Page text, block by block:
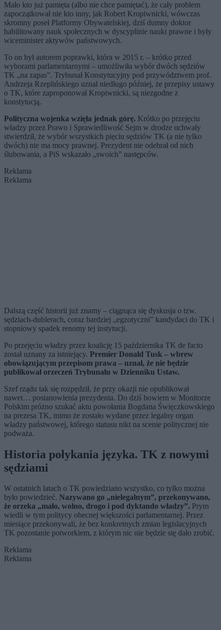
Mało kto już pamięta (albo nie chce pamiętać), że cały problem
zapoczątkował nie kto inny, jak Robert Kropiwnicki, wówczas
skromny poseł Platformy Obywatelskiej, dziś dumny doktor
habilitowany nauk społecznych w dyscyplinie nauki prawne i były
wiceminister aktywów państwowych.
To on był autorem poprawki, która w 2015 r. – krótko przed
wyborami parlamentarnymi – umożliwiła wybór dwóch sędziów
TK „na zapas”. Trybunał Konstytucyjny pod przywództwem prof.
Andrzeja Rzeplińskiego uznał niedługo później, że przepisy ustawy
o TK, które zaproponował Kropiwnicki, są niezgodne z
konstytucją.
Polityczna wojenka wzięła jednak górę. Krótko po przejęciu
władzy przez Prawo i Sprawiedliwość Sejm w drodze uchwały
stwierdził, że wybór wszystkich pięciu sędziów TK (a nie tylko
dwóch) nie ma mocy prawnej. Prezydent nie odebrał od nich
ślubowania, a PiS wskazało „swoich” następców.
Reklama
Reklama
Dalszą część historii już znamy – ciągnąca się dyskusja o tzw.
sędziach-dublerach, coraz bardziej „egzotyczni” kandydaci do TK i
stopniowy spadek renomy tej instytucji.
Po przejęciu władzy przez koalicję 15 października TK de facto
został uznany za istniejący. Premier Donald Tusk – wbrew
obowiązującym przepisom prawa – uznał, że nie będzie
publikował orzeczeń Trybunału w Dzienniku Ustaw.
Szef rządu tak się rozpędził, że przy okazji nie opublikował
nawet… postanowienia prezydenta. Do dziś bowiem w Monitorze
Polskim próżno szukać aktu powołania Bogdana Święczkowskiego
na prezesa TK, mimo że zostało wydane przez legalny organ
władzy państwowej, którego statusu nikt na scenie politycznej nie
podważa.
Historia połykania języka. TK z nowymi
sędziami
W ostatnich latach o TK powiedziano wszystko, co tylko można
było powiedzieć. Nazywano go „nielegalnym”, przekonywano,
że orzeka „mało, wolno, drogo i pod dyktando władzy”. Prym
wiedli w tym politycy obecnej większości parlamentarnej. Przez
miesiące przekonywali, że bez konkretnych zmian legislacyjnych
TK pozostanie potworkiem, z którym nic nie będzie się dało zrobić.
Reklama
Reklama